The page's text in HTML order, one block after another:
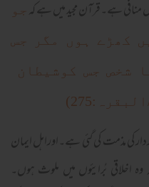
منافی ہے۔قرآن مجید میں ہے کہ جو
کھڑے ہوں مگر جس
شخص جس کوشیطان
کی مذمت کی گئی ہے۔اوراہل ایمان
اخلاقی بُرایئوں میں ملوث ہوں۔